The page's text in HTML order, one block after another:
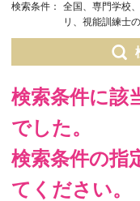
検索条件：
全国、専門学校
リ、視能訓練士
検索条件に該
でした。
検索条件の指
てください。